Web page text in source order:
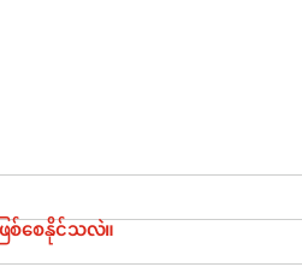
စေနိုင်သလဲ။